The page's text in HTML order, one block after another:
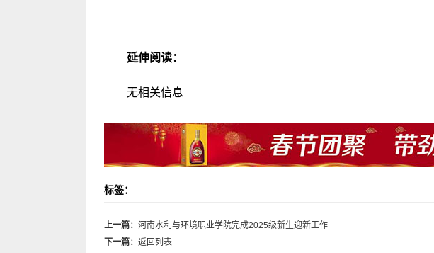
延伸阅读：
无相关信息
标签：
上一篇： 河南水利与环境职业学院完成2025级新生迎新工作
下一篇： 返回列表